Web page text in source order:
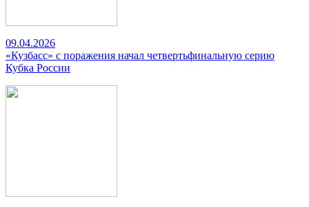
09.04.2026
«Кузбасс» с поражения начал четвертьфинальную серию
Кубка России